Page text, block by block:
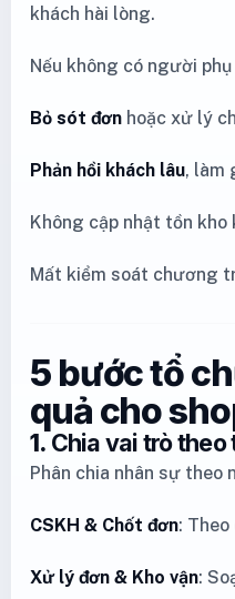
khách hài lòng.
Nếu không có người
Bỏ sót đơn hoặc xử lý
Phản hồi khách lâu, làm
Không cập nhật tồn kho
Mất kiểm soát chương
5 bước tổ
quả cho
1. Chia vai trò
Phân chia nhân sự theo
CSKH & Chốt đơn:
Xử lý đơn & Kho vận: